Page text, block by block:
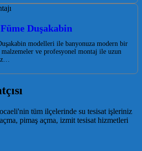
Duşakabin
modelleri ile banyonuza modern bir
ve profesyonel montaj ile uzun
tüm ilçelerinde su tesisat işleriniz
pimaş açma, izmit tesisat hizmetleri